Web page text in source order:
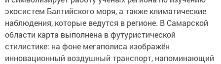
экосистем Балтийского моря, а также климатические
наблюдения, которые ведутся в регионе. В Самарской
области карта выполнена в футуристической
стилистике: на фоне мегаполиса изображён
инновационный воздушный транспорт, напоминающий